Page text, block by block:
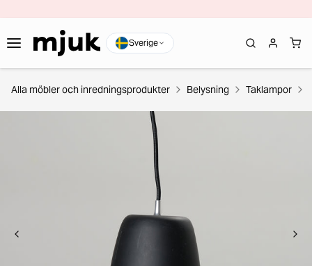
Sverige
Alla möbler och inredningsprodukter Belysning Taklampor